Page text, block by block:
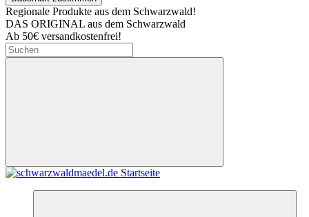
Regionale Produkte aus dem Schwarzwald!
DAS ORIGINAL aus dem Schwarzwald
Ab 50€ versandkostenfrei!